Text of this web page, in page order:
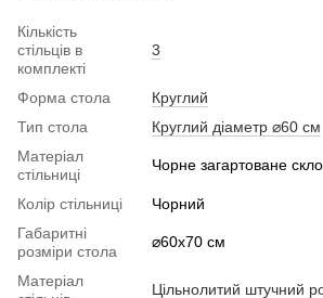
Кількість
стільців в
комплекті
3
Форма стола
Круглий
Тип стола
Круглий діаметр ⌀60 см
Матеріал
стільниці
Чорне загартоване скло
Колір стільниці
Чорний
Габаритні
розміри стола
⌀60x70 см
Матеріал
Цільнолитий штучний